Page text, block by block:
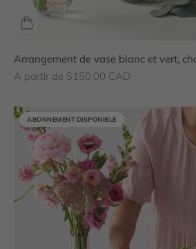
Arrangement de vase blanc et vert,
Prix de vente
A partir de $150.00 CAD
ABONNEMENT DISPONIBLE
ABONNEMENT DISPONIBLE